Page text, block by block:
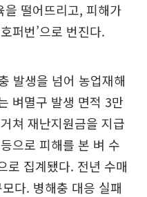
을 떨어뜨리고, 피해가
퍼번’으로 번진다.
발생을 넘어 농업재해
벼멸구 발생 면적 3만
쳐 재난지원금을 지급
으로 피해를 본 벼 수
로 집계됐다. 전년 수매
다. 병해충 대응 실패